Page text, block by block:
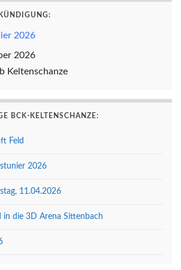
2026
2026
Keltenschanze
BCK-KELTENSCHANZE:
Feld
2026
11.04.2026
in die 3D Arena Sittenbach